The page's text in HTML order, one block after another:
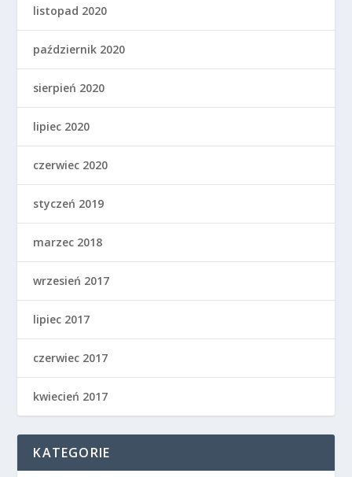
listopad 2020
październik 2020
sierpień 2020
lipiec 2020
czerwiec 2020
styczeń 2019
marzec 2018
wrzesień 2017
lipiec 2017
czerwiec 2017
kwiecień 2017
KATEGORIE